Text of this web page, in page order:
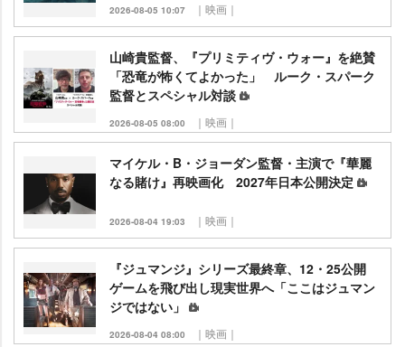
2026-08-05 10:07 ｜映画｜
山崎貴監督、『プリミティヴ・ウォー』を絶賛
「恐竜が怖くてよかった」 ルーク・スパーク
監督とスペシャル対談
2026-08-05 08:00 ｜映画｜
マイケル・B・ジョーダン監督・主演で『華麗
なる賭け』再映画化 2027年日本公開決定
2026-08-04 19:03 ｜映画｜
『ジュマンジ』シリーズ最終章、12・25公開
ゲームを飛び出し現実世界へ「ここはジュマン
ジではない」
2026-08-04 08:00 ｜映画｜